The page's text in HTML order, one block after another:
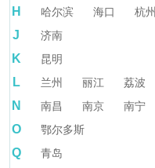
H 哈尔滨 海口 杭州
J 济南
K 昆明
L 兰州 丽江 荔波
N 南昌 南京 南宁
O 鄂尔多斯
Q 青岛